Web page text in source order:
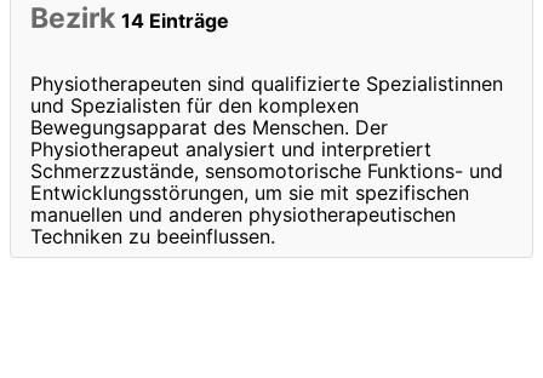
Bezirk 14 Einträge
Physiotherapeuten sind qualifizierte Spezialistinnen
und Spezialisten für den komplexen
Bewegungsapparat des Menschen. Der
Physiotherapeut analysiert und interpretiert
Schmerzzustände, sensomotorische Funktions- und
Entwicklungsstörungen, um sie mit spezifischen
manuellen und anderen physiotherapeutischen
Techniken zu beeinflussen.